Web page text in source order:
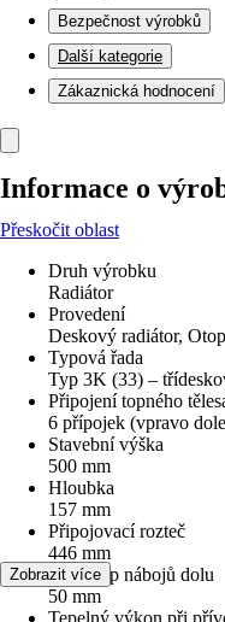
Bezpečnost výrobků
Další kategorie
Zákaznická hodnocení
Informace o
Přeskočit oblast
Druh výrobku
Radiátor
Provedení
Deskový radiátor,
Typová řada
Typ 3K (33) –
Připojení topného
6 přípojek (vpravo
Stavební výška
500 mm
Hloubka
157 mm
Připojovací rozteč
446 mm
Rozestup nábojů dolu
50 mm
Tepelný výkon při
Zobrazit více